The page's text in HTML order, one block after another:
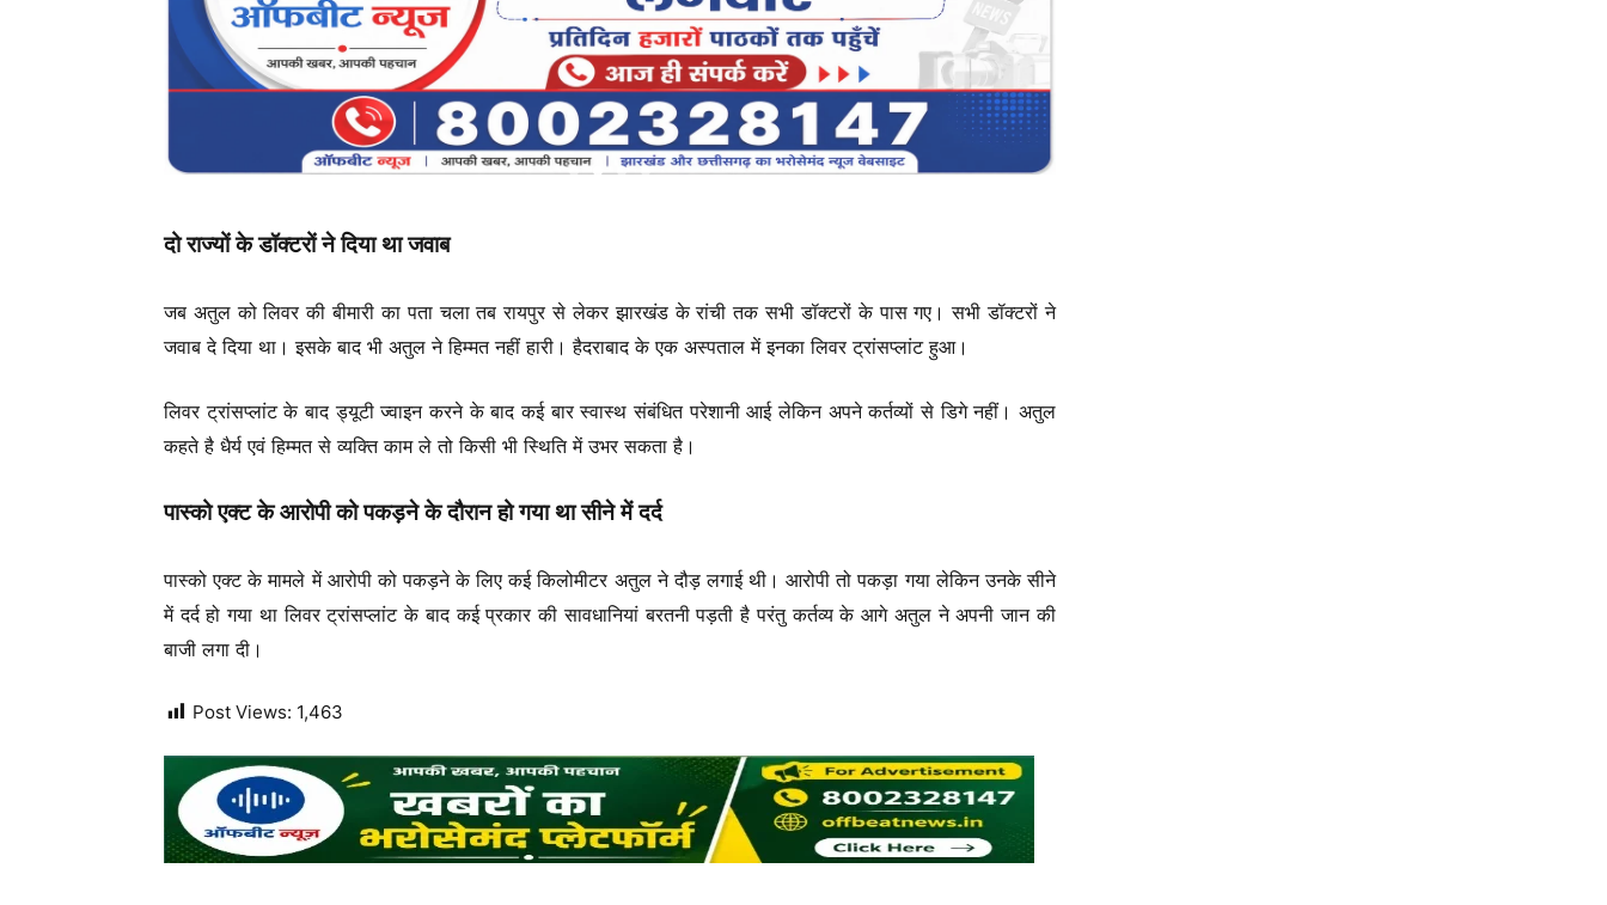
दो राज्यों के डॉक्टरों ने दिया था जवाब
जब अतुल को लिवर की बीमारी का पता चला तब रायपुर से लेकर झारखंड के रांची तक सभी डॉक्टरों के पास गए। सभी डॉक्टरों ने
जवाब दे दिया था। इसके बाद भी अतुल ने हिम्मत नहीं हारी। हैदराबाद के एक अस्पताल में इनका लिवर ट्रांसप्लांट हुआ।
लिवर ट्रांसप्लांट के बाद ड्यूटी ज्वाइन करने के बाद कई बार स्वास्थ संबंधित परेशानी आई लेकिन अपने कर्तव्यों से डिगे नहीं। अतुल
कहते है धैर्य एवं हिम्मत से व्यक्ति काम ले तो किसी भी स्थिति में उभर सकता है।
पास्को एक्ट के आरोपी को पकड़ने के दौरान हो गया था सीने में दर्द
पास्को एक्ट के मामले में आरोपी को पकड़ने के लिए कई किलोमीटर अतुल ने दौड़ लगाई थी। आरोपी तो पकड़ा गया लेकिन उनके सीने
में दर्द हो गया था लिवर ट्रांसप्लांट के बाद कई प्रकार की सावधानियां बरतनी पड़ती है परंतु कर्तव्य के आगे अतुल ने अपनी जान की
बाजी लगा दी।
Post Views: 1,463